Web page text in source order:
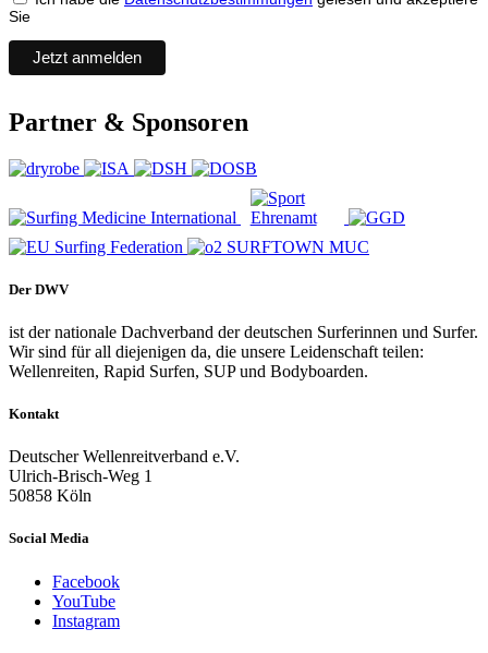
Sie
Partner & Sponsoren
Der DWV
ist der nationale Dachverband der deutschen Surferinnen und Surfer.
Wir sind für all diejenigen da, die unsere Leidenschaft teilen:
Wellenreiten, Rapid Surfen, SUP und Bodyboarden.
Kontakt
Deutscher Wellenreitverband e.V.
Ulrich-Brisch-Weg 1
50858 Köln
Social Media
Facebook
YouTube
Instagram